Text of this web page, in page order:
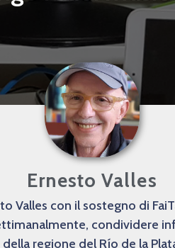
Ernesto Valles
Valles con il sostegno di
condividere
della regione del Río de la